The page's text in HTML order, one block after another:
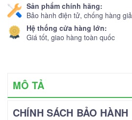
Sản phẩm chính hãng:
Bảo hành điện tử, chống hàng giả
Hệ thống cửa hàng lớn:
Giá tốt, giao hàng toàn quốc
MÔ TẢ
CHÍNH SÁCH BẢO HÀNH